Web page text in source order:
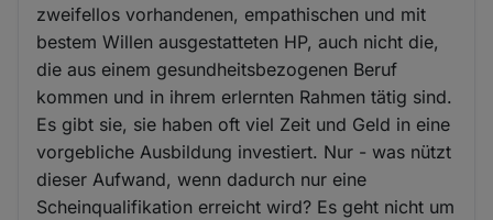
zweifellos vorhandenen, empathischen und mit
bestem Willen ausgestatteten HP, auch nicht die,
die aus einem gesundheitsbezogenen Beruf
kommen und in ihrem erlernten Rahmen tätig sind.
Es gibt sie, sie haben oft viel Zeit und Geld in eine
vorgebliche Ausbildung investiert. Nur - was nützt
dieser Aufwand, wenn dadurch nur eine
Scheinqualifikation erreicht wird? Es geht nicht um